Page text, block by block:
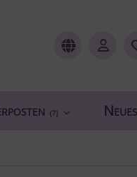
(7) Neues